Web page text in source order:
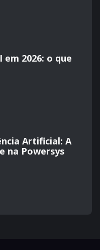
em 2026: o que
Artificial: A
na Powersys